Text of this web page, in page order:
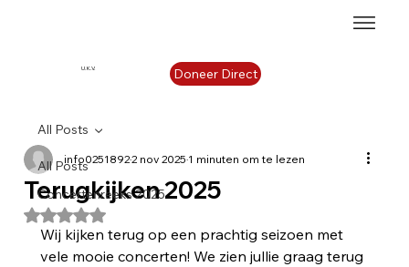
U.K.V. Doneer Direct
All Posts
Concertenreeks 2025
All Posts
Terugkijken 2025
info02518922 nov 20251 minuten om te lezen
Beoordeeld met NaN uit 5 sterren.
Wij kijken terug op een prachtig seizoen met
vele mooie concerten! We zien jullie graag terug